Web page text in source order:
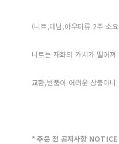
(니트,데님,아우터류 2주 소
니트는 재화의 가치가 떨어져
교환,반품이 어려운 상품이
* 주문 전 공지사항 NOTICE